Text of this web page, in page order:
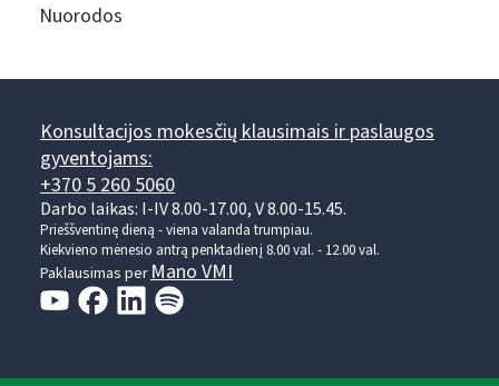
Nuorodos
Konsultacijos mokesčių klausimais ir paslaugos
gyventojams:
+370 5 260 5060
Darbo laikas: I-IV 8.00-17.00, V 8.00-15.45.
Prieššventinę dieną - viena valanda trumpiau.
Kiekvieno mėnesio antrą penktadienį 8.00 val. - 12.00 val.
Paklausimas per Mano VMI